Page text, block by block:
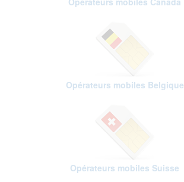
Opérateurs mobiles Belgique
Opérateurs mobiles Suisse